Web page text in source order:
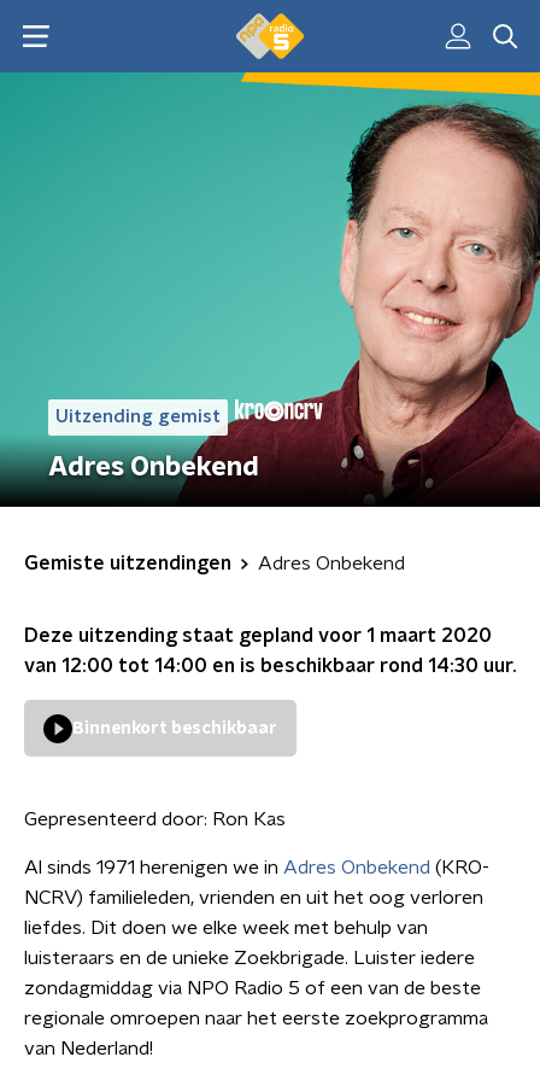
Uitzending gemist
Adres Onbekend
Gemiste uitzendingen Adres Onbekend
Deze uitzending staat gepland voor 1 maart 2020
van 12:00 tot 14:00 en is beschikbaar rond 14:30 uur.
Binnenkort beschikbaar
Gepresenteerd door: Ron Kas
Al sinds 1971 herenigen we in Adres Onbekend (KRO-
NCRV) familieleden, vrienden en uit het oog verloren
liefdes. Dit doen we elke week met behulp van
luisteraars en de unieke Zoekbrigade. Luister iedere
zondagmiddag via NPO Radio 5 of een van de beste
regionale omroepen naar het eerste zoekprogramma
van Nederland!